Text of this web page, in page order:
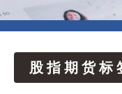
股指期货标